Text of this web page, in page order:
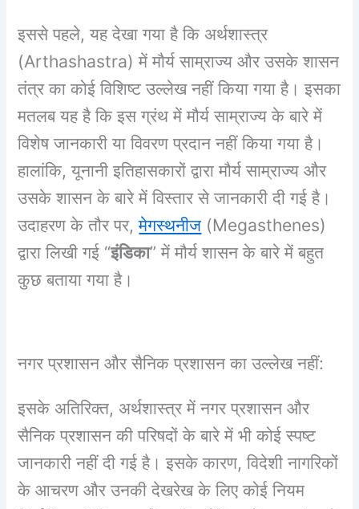
इससे पहले, यह देखा गया है कि अर्थशास्त्र
(Arthashastra) में मौर्य साम्राज्य और उसके शासन
तंत्र का कोई विशिष्ट उल्लेख नहीं किया गया है। इसका
मतलब यह है कि इस ग्रंथ में मौर्य साम्राज्य के बारे में
विशेष जानकारी या विवरण प्रदान नहीं किया गया है।
हालांकि, यूनानी इतिहासकारों द्वारा मौर्य साम्राज्य और
उसके शासन के बारे में विस्तार से जानकारी दी गई है।
उदाहरण के तौर पर,मेगस्थनीज (Megasthenes)
द्वारा लिखी गई “इंडिका” में मौर्य शासन के बारे में बहुत
कुछ बताया गया है।
नगर प्रशासन और सैनिक प्रशासन का उल्लेख नहीं:
इसके अतिरिक्त, अर्थशास्त्र में नगर प्रशासन और
सैनिक प्रशासन की परिषदों के बारे में भी कोई स्पष्ट
जानकारी नहीं दी गई है। इसके कारण, विदेशी नागरिकों
के आचरण और उनकी देखरेख के लिए कोई नियम